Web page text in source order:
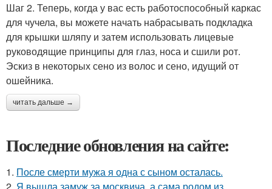
Шаг 2. Теперь, когда у вас есть работоспособный каркас
для чучела, вы можете начать набрасывать подкладка
для крышки шляпу и затем использовать лицевые
руководящие принципы для глаз, носа и сшили рот.
Эскиз в некоторых сено из волос и сено, идущий от
ошейника.
читать дальше →
Последние обновления на сайте:
1. После смерти мужа я одна с сыном осталась.